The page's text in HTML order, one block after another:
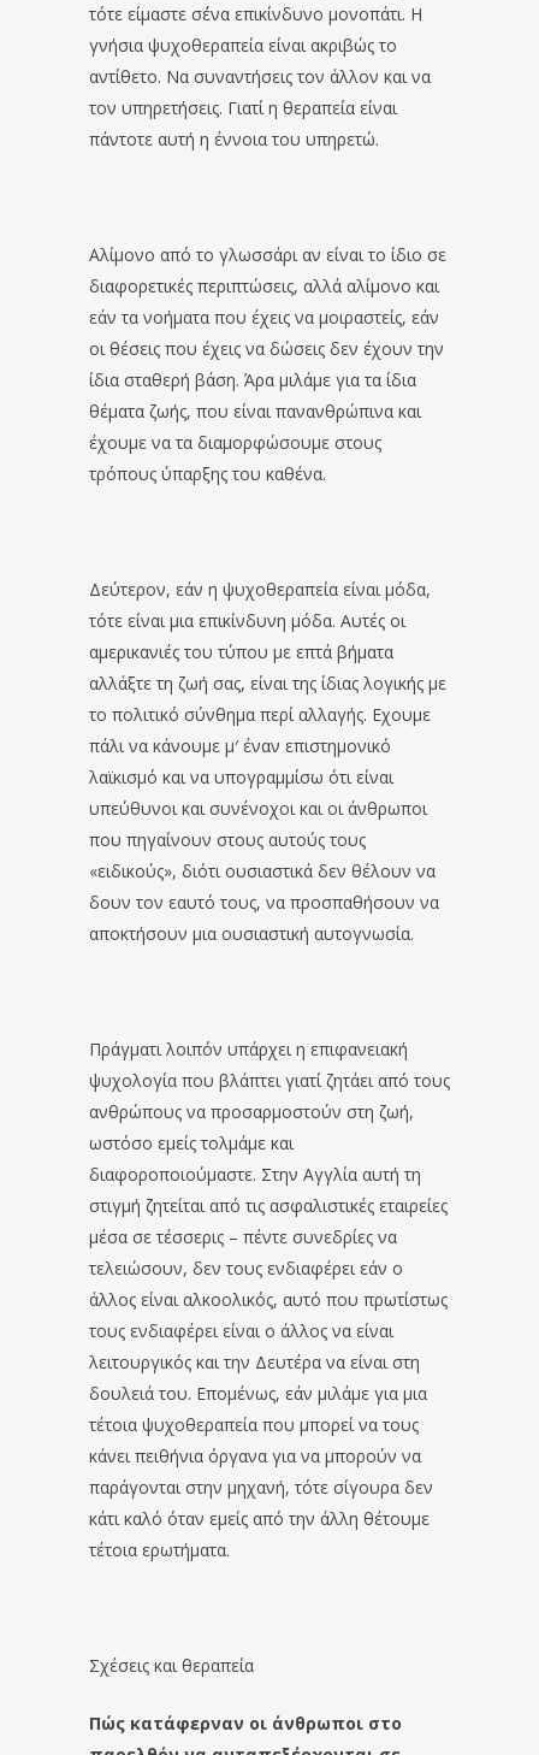
τότε είμαστε σ΄ένα επικίνδυνο μονοπάτι. Η
γνήσια ψυχοθεραπεία είναι ακριβώς το
αντίθετο. Να συναντήσεις τον άλλον και να
τον υπηρετήσεις. Γιατί η θεραπεία είναι
πάντοτε αυτή η έννοια του υπηρετώ.
Αλίμονο από το γλωσσάρι αν είναι το ίδιο σε
διαφορετικές περιπτώσεις, αλλά αλίμονο και
εάν τα νοήματα που έχεις να μοιραστείς, εάν
οι θέσεις που έχεις να δώσεις δεν έχουν την
ίδια σταθερή βάση. Άρα μιλάμε για τα ίδια
θέματα ζωής, που είναι πανανθρώπινα και
έχουμε να τα διαμορφώσουμε στους
τρόπους ύπαρξης του καθένα.
Δεύτερον, εάν η ψυχοθεραπεία είναι μόδα,
τότε είναι μια επικίνδυνη μόδα. Αυτές οι
αμερικανιές του τύπου με επτά βήματα
αλλάξτε τη ζωή σας, είναι της ίδιας λογικής με
το πολιτικό σύνθημα περί αλλαγής. Εχουμε
πάλι να κάνουμε μ′ έναν επιστημονικό
λαϊκισμό και να υπογραμμίσω ότι είναι
υπεύθυνοι και συνένοχοι και οι άνθρωποι
που πηγαίνουν στους αυτούς τους
«ειδικούς», διότι ουσιαστικά δεν θέλουν να
δουν τον εαυτό τους, να προσπαθήσουν να
αποκτήσουν μια ουσιαστική αυτογνωσία.
Πράγματι λοιπόν υπάρχει η επιφανειακή
ψυχολογία που βλάπτει γιατί ζητάει από τους
ανθρώπους να προσαρμοστούν στη ζωή,
ωστόσο εμείς τολμάμε και
διαφοροποιούμαστε. Στην Αγγλία αυτή τη
στιγμή ζητείται από τις ασφαλιστικές εταιρείες
μέσα σε τέσσερις – πέντε συνεδρίες να
τελειώσουν, δεν τους ενδιαφέρει εάν ο
άλλος είναι αλκοολικός, αυτό που πρωτίστως
τους ενδιαφέρει είναι ο άλλος να είναι
λειτουργικός και την Δευτέρα να είναι στη
δουλειά του. Επομένως, εάν μιλάμε για μια
τέτοια ψυχοθεραπεία που μπορεί να τους
κάνει πειθήνια όργανα για να μπορούν να
παράγονται στην μηχανή, τότε σίγουρα δεν
κάτι καλό όταν εμείς από την άλλη θέτουμε
τέτοια ερωτήματα.
Σχέσεις και θεραπεία
Πώς κατάφερναν οι άνθρωποι στο